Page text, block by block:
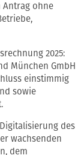
Antrag ohne
2025:
München GmbH
einstimmig
sowie
des
wachsenden
dem